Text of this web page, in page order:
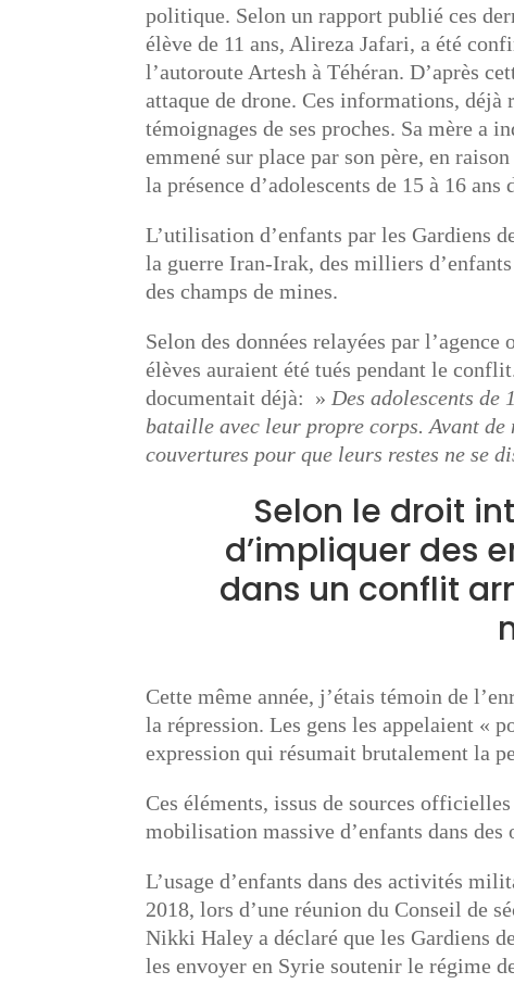
politique. Selon un rapport publié ces
élève de 11 ans, Alireza Jafari, a été
l’autoroute Artesh à Téhéran. D’après
attaque de drone. Ces informations, déjà
témoignages de ses proches. Sa mère a
emmené sur place par son père, en
la présence d’adolescents de 15 à 16
L’utilisation d’enfants par les Gardiens
la guerre Iran-Irak, des milliers
des champs de mines.
Selon des données relayées par
élèves auraient été tués pendant le
documentait déjà: » Des adolescents de
bataille avec leur propre corps. Avant de
couvertures pour que leurs restes ne se
Selon le droit
d’impliquer des
dans un conflit
Cette même année, j’étais témoin de
la répression. Les gens les appelaient «
expression qui résumait brutalement la
Ces éléments, issus de sources
mobilisation massive d’enfants dans des
L’usage d’enfants dans des activités
2018, lors d’une réunion du Conseil de
Nikki Haley a déclaré que les Gardiens
les envoyer en Syrie soutenir le régime